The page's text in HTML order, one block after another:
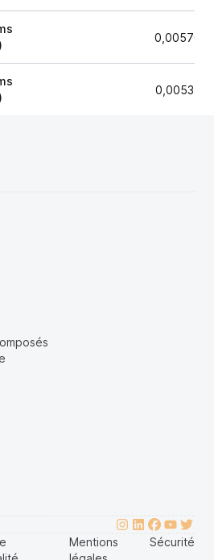
Mentions
Sécurité